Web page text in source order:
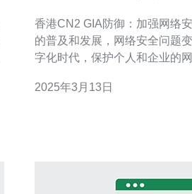
香港CN2 GIA防御：加强网络安全的最
的普及和发展，网络安全问题
字化时代，保护个人和企业的
最佳选择。 香港CN2 GIA防御是一种基于CN2
2025年3月13日